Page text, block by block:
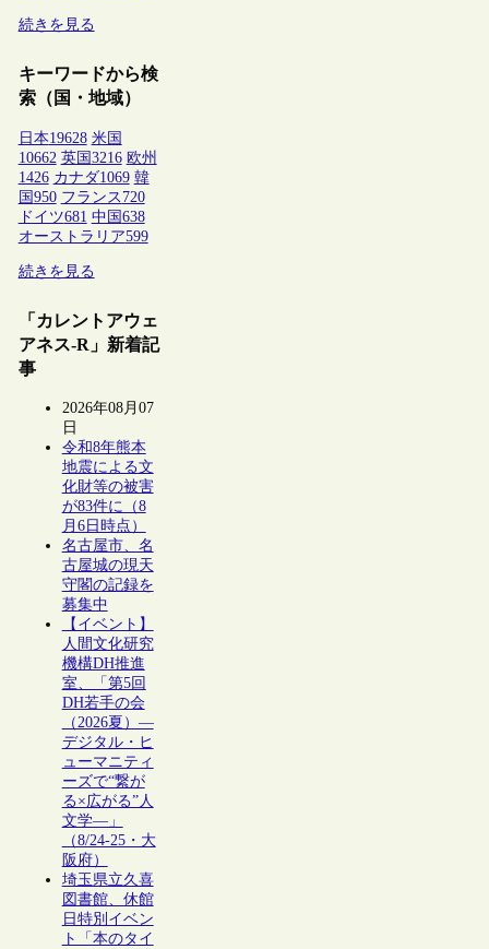
続きを見る
キーワードから検
索（国・地域）
日本19628 米国
10662 英国3216 欧州
1426 カナダ1069 韓
国950 フランス 720
ドイツ681 中国638
オーストラリア599
続きを見る
「カレントアウェ
アネス-R」新着記
事
2026年08月07
日
令和8年熊本
地震による文
化財等の被害
が83件に（8
月6日時点）
名古屋市、名
古屋城の現天
守閣の記録を
募集中
【イベント】
人間文化研究
機構DH推進
室、「第5回
DH若手の会
（2026夏）―
デジタル・ヒ
ューマニティ
ーズで“繋が
る×広がる”人
文学―」
（8/24-25・大
阪府）
埼玉県立久喜
図書館、休館
日特別イベン
ト「本のタイ